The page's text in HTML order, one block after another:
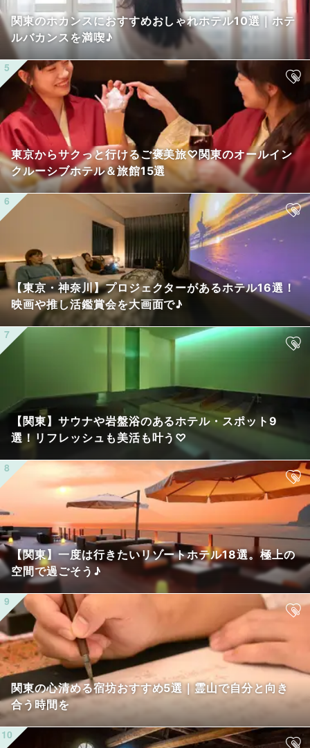
関東のホカンスにおすすめおしゃれホテル10選｜ホテ
ルバカンスを満喫♪
東京からサクっと行けるご褒美旅♡関東のオールイン
クルーシブホテル＆旅館15選
【東京・神奈川】プロジェクターがあるホテル16選！
映画や推し活鑑賞会を大画面で♪
【関東】サウナや岩盤浴のあるホテル・スポット9
選！リフレッシュも美活も叶う♡
【関東】一度は行きたいリゾートホテル18選。極上の
空間で過ごそう♪
関東の心清める宿坊おすすめ5選｜霊山で自分と向き
合う時間を